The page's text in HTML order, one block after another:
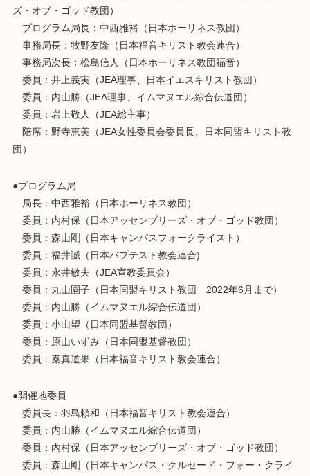
ズ・オブ・ゴッド教団）
プログラム局長：中西雅裕（日本ホーリネス教団）
事務局長：牧野友隆（日本福音キリスト教会連合）
事務局次長：松島信人（日本ホーリネス教団福音）
委員：井上義実（JEA理事、日本イエスキリスト教団）
委員：内山勝（JEA理事、イムマヌエル綜合伝道団）
委員：岩上敬人（JEA総主事）
陪席：野寺恵美（JEA女性委員会委員長、日本同盟キリスト教
団）
●プログラム局
局長：中西雅裕（日本ホーリネス教団）
委員：内村保（日本アッセンブリーズ・オブ・ゴッド教団）
委員：森山剛（日本キャンパスフォークライスト）
委員：福井誠（日本バプテスト教会連合)
委員：永井敏夫（JEA宣教委員会）
委員：丸山園子（日本同盟キリスト教団 2022年6月まで）
委員：内山勝（イムマヌエル綜合伝道団）
委員：小山望（日本同盟基督教団）
委員：原山いずみ（日本同盟基督教団）
委員：秦真道果（日本福音キリスト教会連合）
●開催地委員
委員長：羽鳥頼和（日本福音キリスト教会連合）
委員：内山勝（イムマヌエル綜合伝道団）
委員：内村保（日本アッセンブリーズ・オブ・ゴッド教団）
委員：森山剛（日本キャンパス・クルセード・フォー・クライ